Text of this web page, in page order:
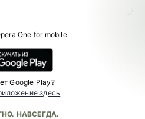
One for mobile
Google Play?
здесь
НАВСЕГДА.